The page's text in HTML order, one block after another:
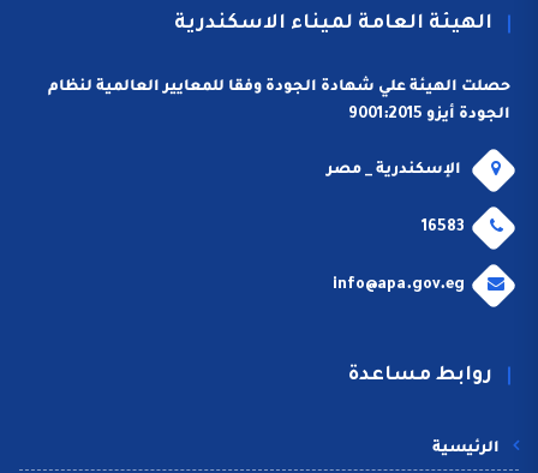
الهيئة العامة لميناء الاسكندرية
حصلت الهيئة علي شهادة الجودة وفقا للمعايير العالمية لنظام
الجودة أيزو 9001:2015
الإسكندرية _ مصر
16583
info@apa.gov.eg
روابط مساعدة
الرئيسية